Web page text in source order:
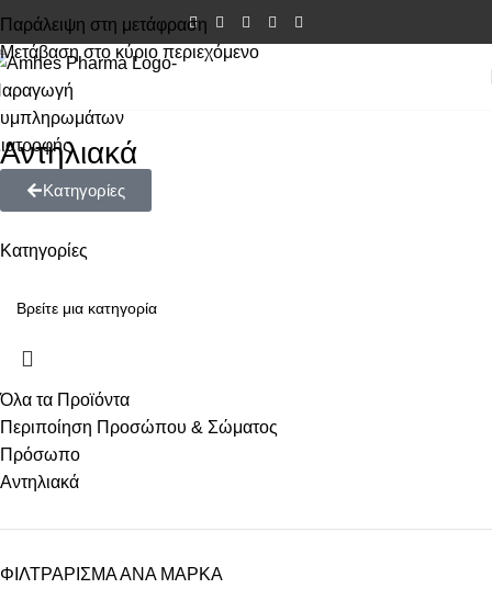
Παράλειψη στη μετάφραση
Μετάβαση στο κύριο περιεχόμενο
Αντηλιακά
Κατηγορίες
Κατηγορίες
Όλα τα Προϊόντα
Περιποίηση Προσώπου & Σώματος
Πρόσωπο
Αντηλιακά
ΦΙΛΤΡΑΡΙΣΜΑ ΑΝΑ ΜΑΡΚΑ